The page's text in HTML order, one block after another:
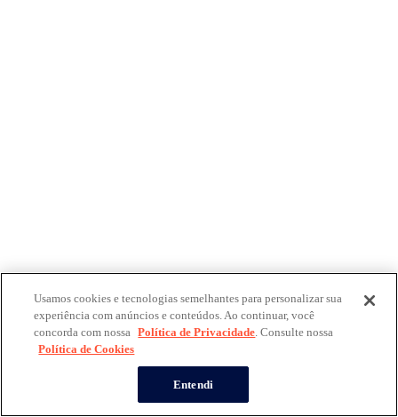
Usamos cookies e tecnologias semelhantes para personalizar sua
experiência com anúncios e conteúdos. Ao continuar, você
concorda com nossa Política de Privacidade. Consulte nossa
Política de Cookies
Entendi